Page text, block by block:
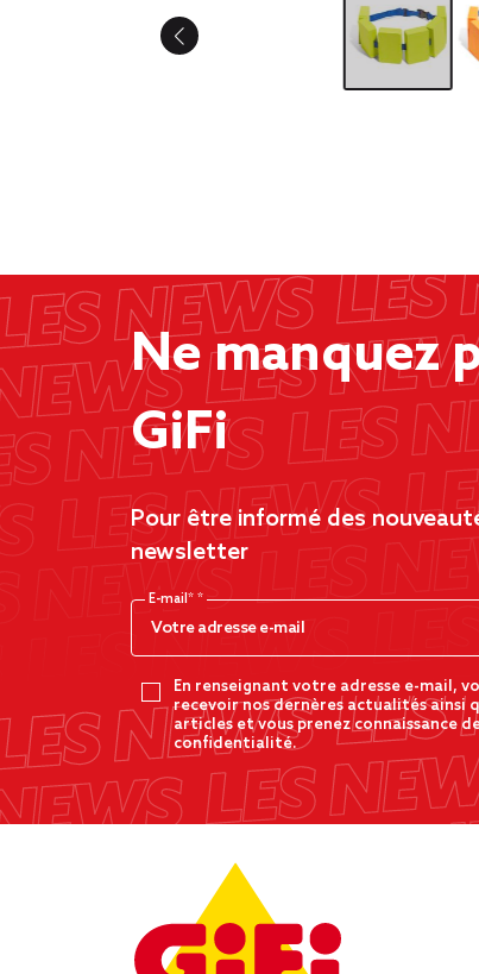
Ne manquez
GiFi
Pour être informé des
newsletter
E-mail*
En renseignant votre adresse e-mail,
recevoir nos dernères actualités ainsi
articles et vous prenez connaissance
confidentialité.